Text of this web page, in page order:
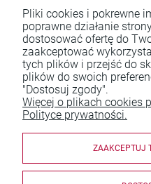
Pliki cookies i pokrewne
poprawne działanie
dostosować ofertę do
zaakceptować
tych plików i przejść do
plików do swoich
"Dostosuj zgody".
Więcej o plikach cookies
Polityce prywatności.
ZAAKCEPTUJ